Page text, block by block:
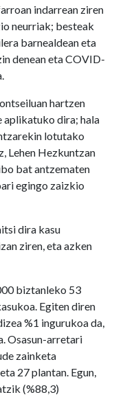
indarrean ziren
neurriak; besteak
barnealdean eta
denean eta COVID-
hartzen
aplikatuko dira; hala
lotutako
Lehen Hezkuntzan
bat antzematen
egingo zaizkio
dira kasu
ziren, eta azken
biztanleko 53
Egiten diren
%1 ingurukoa da,
Osasun-arretari
zainketa
27 plantan. Egun,
(%88,3)